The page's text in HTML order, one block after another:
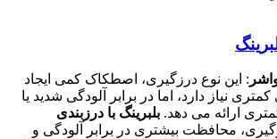
: این نوع درزگیری، اصطکاک کمی ایجاد
نیاز دارد، اما در برابر آلودگی شدید یا
ارائه می دهد. بلبرینگ با درزبندی
محافظت بیشتری در برابر آلودگی و